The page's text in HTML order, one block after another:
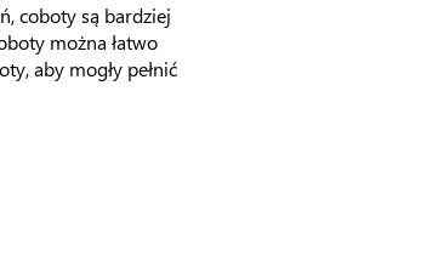
coboty są bardziej
można łatwo
aby mogły pełnić